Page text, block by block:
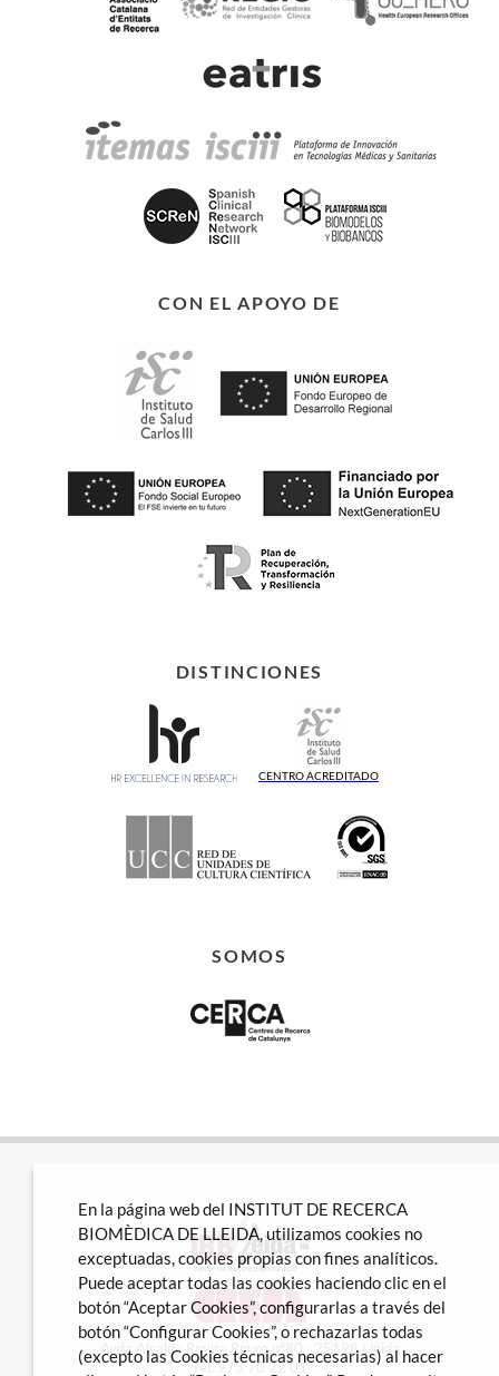
CON EL APOYO DE
DISTINCIONES
CENTRO ACREDITADO
SOMOS
Avda Alcalde Rovira Roure nº80 · 25198 Lleida
Tel. 973 70 22 01
En la página web del INSTITUT DE RECERCA
BIOMÈDICA DE LLEIDA, utilizamos cookies no
exceptuadas, cookies propias con fines analíticos.
Puede aceptar todas las cookies haciendo clic en el
botón “Aceptar Cookies”, configurarlas a través del
botón “Configurar Cookies”, o rechazarlas todas
(excepto las Cookies técnicas necesarias) al hacer